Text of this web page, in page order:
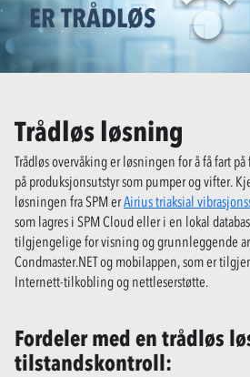
ER TRÅDLØS
Trådløs løsning
Trådløs overvåking er løsningen for å få fart
på produksjonsutstyr som pumper og vifter.
løsningen fra SPM erAirius triaksial
som lagres i SPM Cloud eller i en lokal
tilgjengelige for visning og grunnleggende
Condmaster.NET og mobilappen, som er
Internett-tilkobling og nettleserstøtte.
Fordeler med en trådløs
tilstandskontroll: